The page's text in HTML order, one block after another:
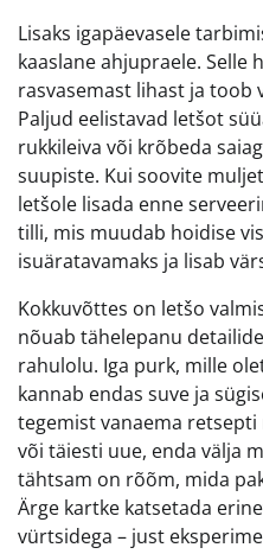
Lisaks igapäevasele
kaaslane ahjupraele. Selle
rasvasemast lihast ja toob
Paljud eelistavad letšot
rukkileiva või krõbeda
suupiste. Kui soovite
letšole lisada enne
tilli, mis muudab hoidise
isuäratavamaks ja lisab
Kokkuvõttes on letšo
nõuab tähelepanu
rahulolu. Iga purk, mille
kannab endas suve ja
tegemist vanaema
või täiesti uue, enda välja
tähtsam on rõõm, mida
Ärge kartke katsetada
vürtsidega – just